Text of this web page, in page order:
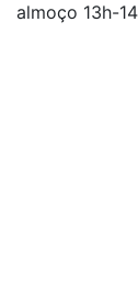
almoço 13h-